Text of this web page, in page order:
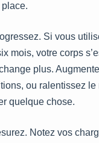
Si vous
mois, votre corps
plus.
ou ralentissez
quelque chose.
Notez vos